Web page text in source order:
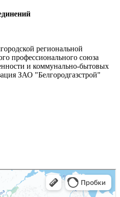
региональной
профессионального союза
и коммунально-бытовых
ЗАО "Белгородгазстрой"